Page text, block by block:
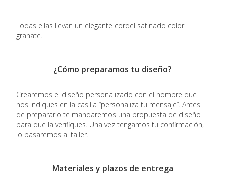
Todas ellas llevan un elegante cordel satinado color
granate.
¿Cómo preparamos tu diseño?
Crearemos el diseño personalizado con el nombre que
nos indiques en la casilla “personaliza tu mensaje”. Antes
de prepararlo te mandaremos una propuesta de diseño
para que la verifiques. Una vez tengamos tu confirmación,
lo pasaremos al taller.
Materiales y plazos de entrega